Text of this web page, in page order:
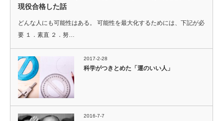
現役合格した話
どんな人にも可能性はある。 可能性を最大化するためには、下記が必
要 １．素直 ２．努…
2017-2-28
科学がつきとめた「運のいい人」
2016-7-7